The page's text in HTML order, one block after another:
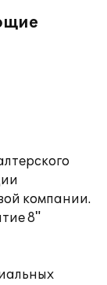
компании.
8"